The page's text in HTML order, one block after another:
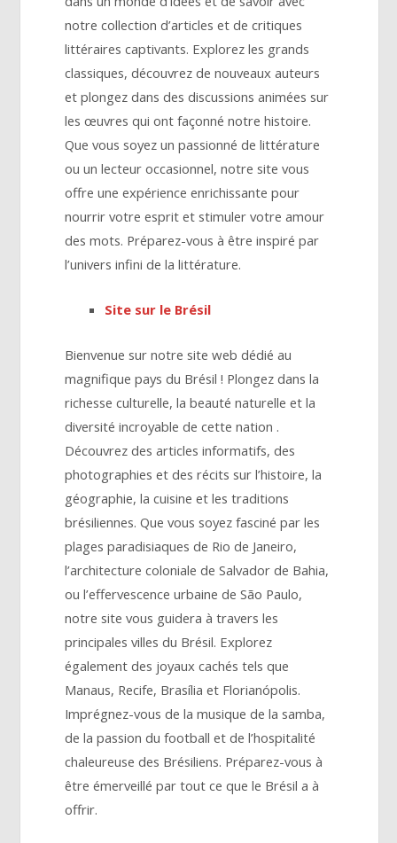
notre collection d’articles et de critiques
littéraires captivants. Explorez les grands
classiques, découvrez de nouveaux auteurs
et plongez dans des discussions animées sur
les œuvres qui ont façonné notre histoire.
Que vous soyez un passionné de littérature
ou un lecteur occasionnel, notre site vous
offre une expérience enrichissante pour
nourrir votre esprit et stimuler votre amour
des mots. Préparez-vous à être inspiré par
l’univers infini de la littérature.
Site sur le Brésil
Bienvenue sur notre site web dédié au
magnifique pays du Brésil ! Plongez dans la
richesse culturelle, la beauté naturelle et la
diversité incroyable de cette nation .
Découvrez des articles informatifs, des
photographies et des récits sur l’histoire, la
géographie, la cuisine et les traditions
brésiliennes. Que vous soyez fasciné par les
plages paradisiaques de Rio de Janeiro,
l’architecture coloniale de Salvador de Bahia,
ou l’effervescence urbaine de São Paulo,
notre site vous guidera à travers les
principales villes du Brésil. Explorez
également des joyaux cachés tels que
Manaus, Recife, Brasília et Florianópolis.
Imprégnez-vous de la musique de la samba,
de la passion du football et de l’hospitalité
chaleureuse des Brésiliens. Préparez-vous à
être émerveillé par tout ce que le Brésil a à
offrir.